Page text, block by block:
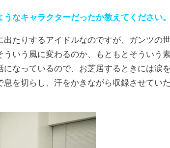
なキャラクターだったか教えてください
たりするアイドルなのですが、ガンツの
いう風に変わるのか、もともとそういう
なっているので、お芝居するときには涙
を切らし、汗をかきながら収録させてい